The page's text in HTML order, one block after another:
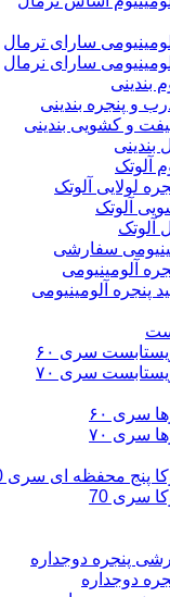
سارای ترمال
سارای نرمال
بندینی
و پنجره بندینی
و کشویی بندینی
بندینی
آلوتک
لولایی آلوتک
آلوتک
آلوتک
سفارشی
آلومینیومی
پنجره آلومینیومی
سری ۶۰
سری ۷۰
سری ۶۰
سری ۷۰
پنج محفظه ای سری 60
سری 70
پنجره دوجداره
دوجداره